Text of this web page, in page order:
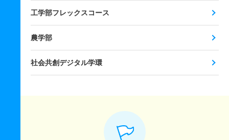
工学部フレックスコース
農学部
社会共創デジタル学環